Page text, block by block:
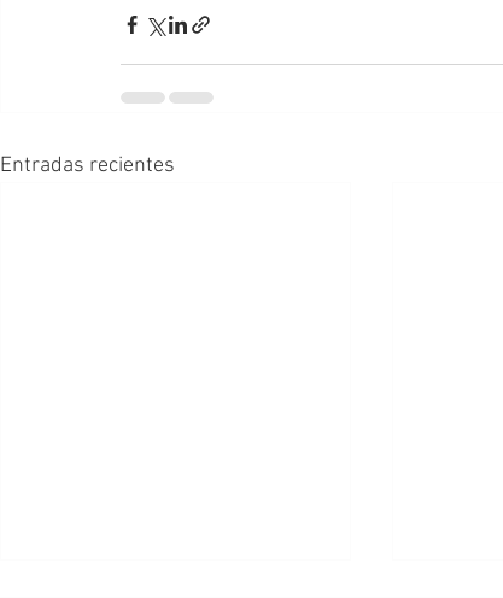
Entradas recientes